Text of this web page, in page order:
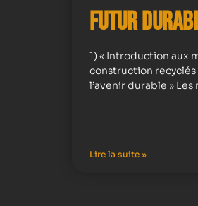
Futur
1) « Introduction aux
construction recyclés
l’avenir durable » Les
Lire la suite »